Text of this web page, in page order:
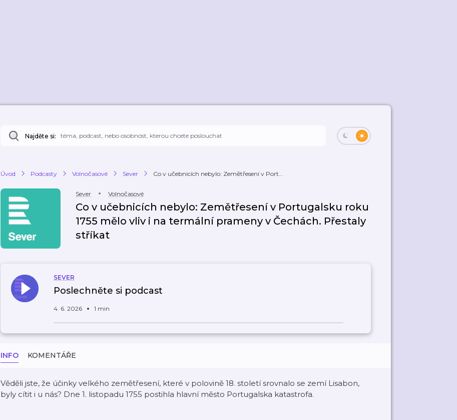
Najděte si:
Úvod Podcasty Volnočasové Sever Co v učebnicích nebylo: Zemětřesení v Port...
Sever Volnočasové
Co v učebnicích nebylo: Zemětřesení v Portugalsku roku
1755 mělo vliv i na termální prameny v Čechách. Přestaly
stříkat
SEVER
Poslechněte si podcast
4. 6. 2026 1 min
INFO KOMENTÁŘE
Věděli jste, že účinky velkého zemětřesení, které v polovině 18. století srovnalo se zemí Lisabon,
byly cítit i u nás? Dne 1. listopadu 1755 postihla hlavní město Portugalska katastrofa.